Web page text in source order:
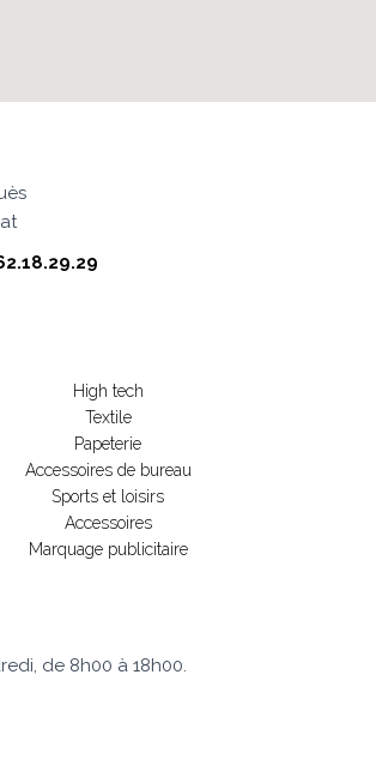
High tech
Textile
Papeterie
Accessoires de bureau
Sports et loisirs
Accessoires
Marquage publicitaire
de 8h00 à 18h00.